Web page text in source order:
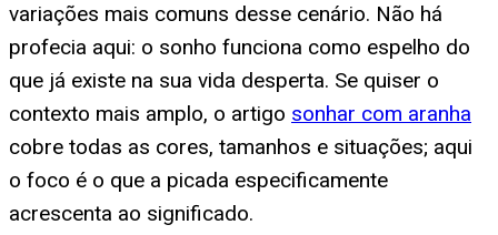
variações mais comuns desse cenário. Não há
profecia aqui: o sonho funciona como espelho do
que já existe na sua vida desperta. Se quiser o
contexto mais amplo, o artigo sonhar com aranha
cobre todas as cores, tamanhos e situações; aqui
o foco é o que a picada especificamente
acrescenta ao significado.